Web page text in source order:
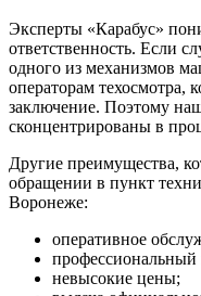
Эксперты «Карабус»
ответственность. Если
одного из механизмов
операторам техосмотра,
заключение. Поэтому
сконцентрированы в
Другие преимущества,
обращении в пункт
Воронеже:
оперативное
профессиональный
невысокие цены;